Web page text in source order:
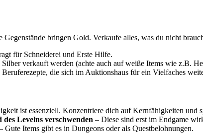
Gegenstände bringen Gold. Verkaufe alles, was du nicht
für Schneiderei und Erste Hilfe.
verkauft werden (achte auch auf weiße Items wie z.B.
die sich im Auktionshaus für ein Vielfaches
ist essenziell. Konzentriere dich auf Kernfähigkeiten und
Levelns verschwenden – Diese sind erst im Endgame
Gute Items gibt es in Dungeons oder als Questbelohnungen.